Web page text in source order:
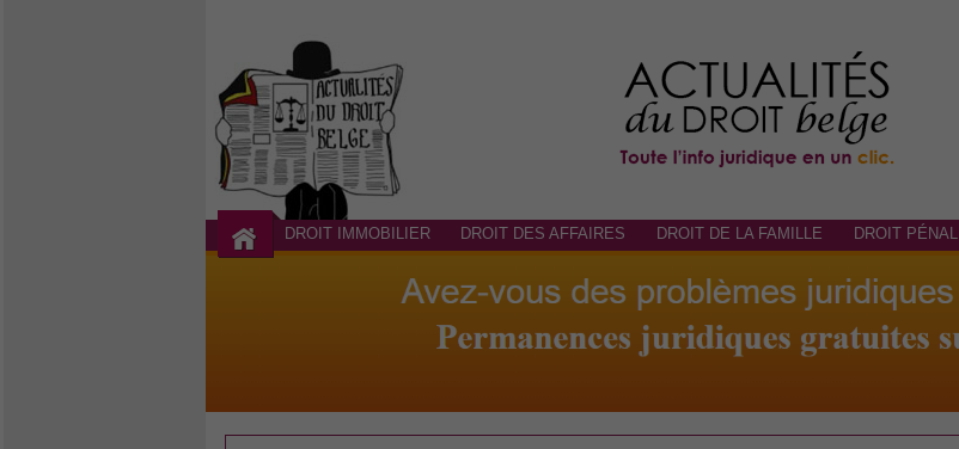
DROIT IMMOBILIER DROIT DES AFFAIRES DROIT DE LA FAMILLE DROIT PÉNAL